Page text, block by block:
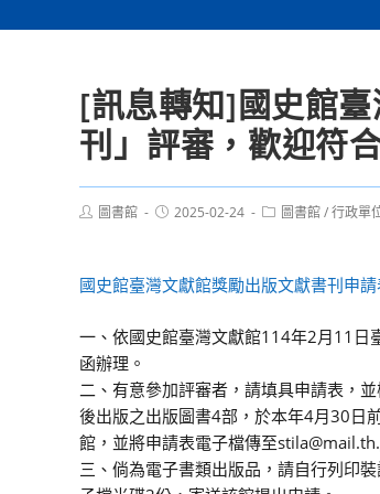
[訊息轉知]國史館
刊」評審，歡迎符
Post圖書館
Post2025-02-24
Post圖書館/行政單
國史館臺灣文獻館獎勵出版文獻書刊申請
一、依國史館臺灣文獻館114年2月11
函辦理。
二、有意參加評審者，請填具申請表，
後出版之出版圖書4部，於本年4月30日
館，並將申請表電子檔傳至
三、倘為電子書類出版品，請自行列印